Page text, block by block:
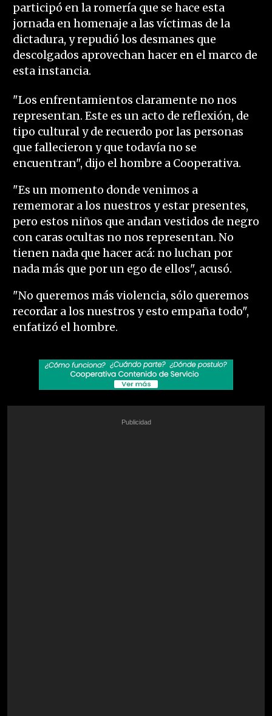
participó en la romería que se hace esta
jornada en homenaje a las víctimas de la
dictadura, y repudió los desmanes que
descolgados aprovechan hacer en el marco de
esta instancia.
"Los enfrentamientos claramente no nos
representan. Este es un acto de reflexión, de
tipo cultural y de recuerdo por las personas
que fallecieron y que todavía no se
encuentran", dijo el hombre a Cooperativa.
"Es un momento donde venimos a
rememorar a los nuestros y estar presentes,
pero estos niños que andan vestidos de negro
con caras ocultas no nos representan. No
tienen nada que hacer acá: no luchan por
nada más que por un ego de ellos", acusó.
"No queremos más violencia, sólo queremos
recordar a los nuestros y esto empaña todo",
enfatizó el hombre.